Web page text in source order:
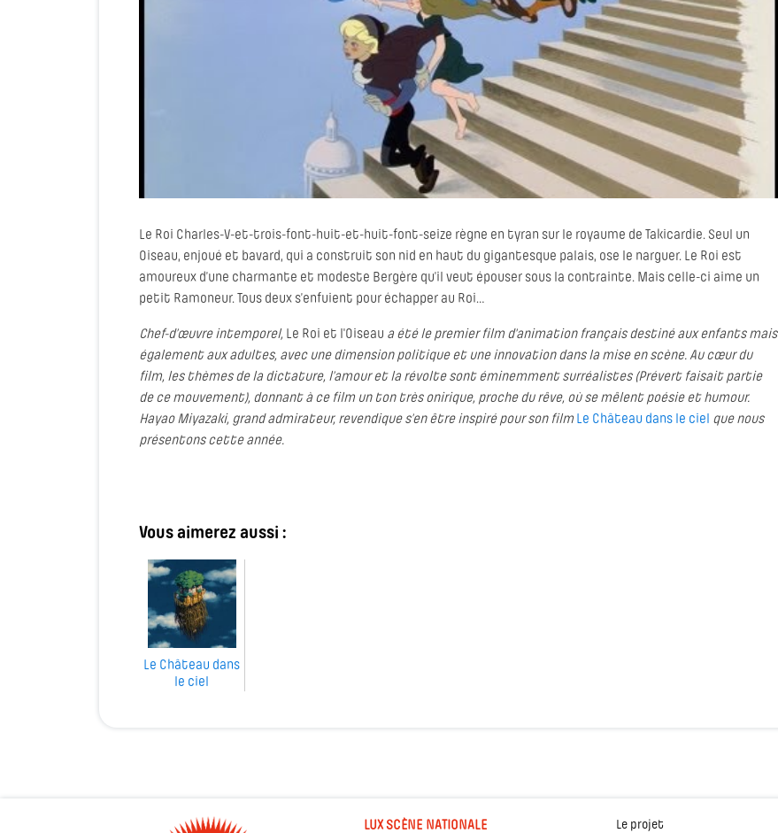
Le Roi Charles-V-et-trois-font-huit-et-huit-font-seize règne en tyran sur le royaume de Takicardie. Seul un
Oiseau, enjoué et bavard, qui a construit son nid en haut du gigantesque palais, ose le narguer. Le Roi est
amoureux d’une charmante et modeste Bergère qu’il veut épouser sous la contrainte. Mais celle-ci aime un
petit Ramoneur. Tous deux s’enfuient pour échapper au Roi…
Chef-d’œuvre intemporel, Le Roi et l'Oiseau a été le premier film d'animation français destiné aux enfants mais
également aux adultes, avec une dimension politique et une innovation dans la mise en scène. Au cœur du
film, les thèmes de la dictature, l’amour et la révolte sont éminemment surréalistes (Prévert faisait partie
de ce mouvement), donnant à ce film un ton très onirique, proche du rêve, où se mêlent poésie et humour.
Hayao Miyazaki, grand admirateur, revendique s’en être inspiré pour son film Le Château dans le ciel que nous
présentons cette année.
Vous aimerez aussi :
Le Château dans
le ciel
LUX SCÈNE NATIONALE Le projet